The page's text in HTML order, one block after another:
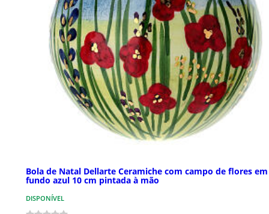
Bola de Natal Dellarte Ceramiche com campo de flores em
fundo azul 10 cm pintada à mão
DISPONÍVEL